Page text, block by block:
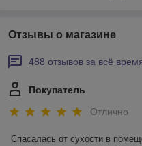
Отзывы о магазине
488 отзывов за всё
Покупатель
Отлично
Спасалась от сухости в